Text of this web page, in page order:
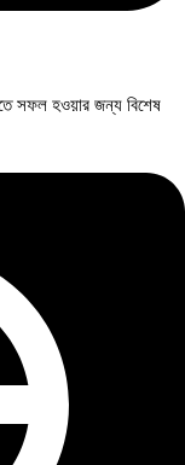
সফল হওয়ার জন্য বিশেষ